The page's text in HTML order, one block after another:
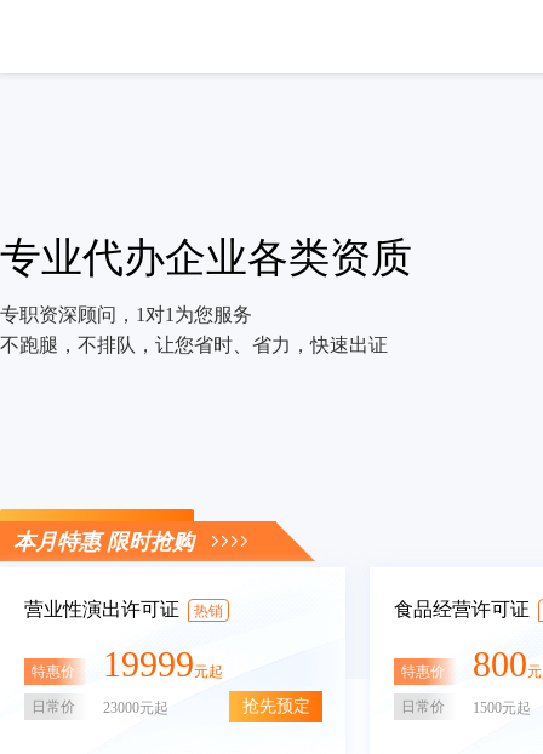
专业代办企业各类资质
专职资深顾问，1对1为您服务
不跑腿，不排队，让您省时、省力，快速出证
立即咨询
本月特惠 限时抢购
营业性演出许可证 热销
特惠价 19999元起
日常价 23000元起 抢先预定
食品经营许可证
特惠价 800
日常价 1500元起